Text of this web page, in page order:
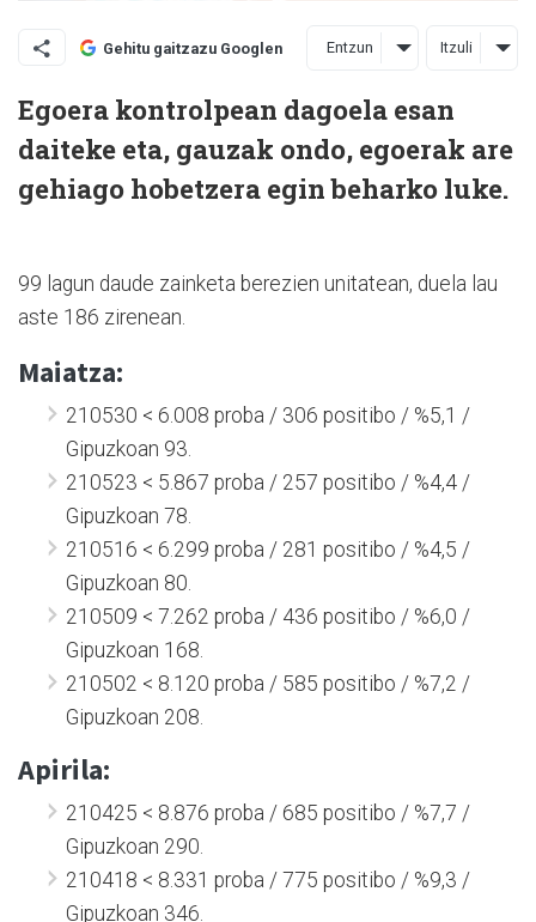
Gehitu gaitzazu Googlen Entzun Itzuli
Egoera kontrolpean dagoela esan
daiteke eta, gauzak ondo, egoerak are
gehiago hobetzera egin beharko luke.
99 lagun daude zainketa berezien unitatean, duela lau
aste 186 zirenean.
Maiatza:
210530 < 6.008 proba / 306 positibo / %5,1 /
Gipuzkoan 93.
210523 < 5.867 proba / 257 positibo / %4,4 /
Gipuzkoan 78.
210516 < 6.299 proba / 281 positibo / %4,5 /
Gipuzkoan 80.
210509 < 7.262 proba / 436 positibo / %6,0 /
Gipuzkoan 168.
210502 < 8.120 proba / 585 positibo / %7,2 /
Gipuzkoan 208.
Apirila:
210425 < 8.876 proba / 685 positibo / %7,7 /
Gipuzkoan 290.
210418 < 8.331 proba / 775 positibo / %9,3 /
Gipuzkoan 346.